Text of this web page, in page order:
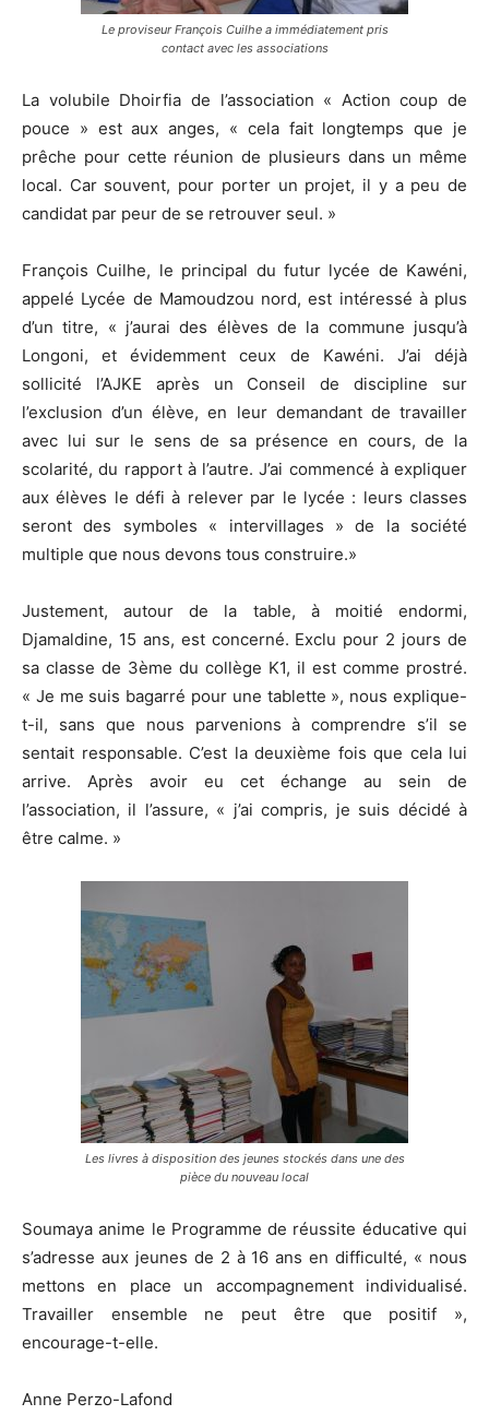
Le proviseur François Cuilhe a immédiatement pris
contact avec les associations
La volubile Dhoirfia de l’association « Action coup de
pouce » est aux anges, « cela fait longtemps que je
prêche pour cette réunion de plusieurs dans un même
local. Car souvent, pour porter un projet, il y a peu de
candidat par peur de se retrouver seul. »
François Cuilhe, le principal du futur lycée de Kawéni,
appelé Lycée de Mamoudzou nord, est intéressé à plus
d’un titre, « j’aurai des élèves de la commune jusqu’à
Longoni, et évidemment ceux de Kawéni. J’ai déjà
sollicité l’AJKE après un Conseil de discipline sur
l’exclusion d’un élève, en leur demandant de travailler
avec lui sur le sens de sa présence en cours, de la
scolarité, du rapport à l’autre. J’ai commencé à expliquer
aux élèves le défi à relever par le lycée : leurs classes
seront des symboles « intervillages » de la société
multiple que nous devons tous construire.»
Justement, autour de la table, à moitié endormi,
Djamaldine, 15 ans, est concerné. Exclu pour 2 jours de
sa classe de 3ème du collège K1, il est comme prostré.
« Je me suis bagarré pour une tablette », nous explique-
t-il, sans que nous parvenions à comprendre s’il se
sentait responsable. C’est la deuxième fois que cela lui
arrive. Après avoir eu cet échange au sein de
l’association, il l’assure, « j’ai compris, je suis décidé à
être calme. »
Les livres à disposition des jeunes stockés dans une des
pièce du nouveau local
Soumaya anime le Programme de réussite éducative qui
s’adresse aux jeunes de 2 à 16 ans en difficulté, « nous
mettons en place un accompagnement individualisé.
Travailler ensemble ne peut être que positif »,
encourage-t-elle.
Anne Perzo-Lafond